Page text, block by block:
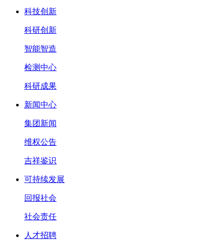
科技创新
科研创新
智能智造
检测中心
科研成果
新闻中心
集团新闻
维权公告
吉祥鉴识
可持续发展
回报社会
社会责任
人才招聘